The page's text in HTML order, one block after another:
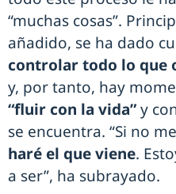
“muchas cosas”.
añadido, se ha dado
controlar todo lo que
y, por tanto, hay
“fluir con la vida”y
se encuentra. “Si no
haré el que viene.
a ser”, ha subrayado.